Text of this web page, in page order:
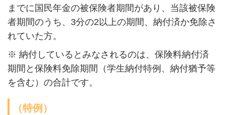
までに国民年金の被保険者期間があり、当該被保険
者期間のうち、3分の2以上の期間、納付済か免除さ
れていた方。
※ 納付しているとみなされるのは、保険料納付済
期間と保険料免除期間（学生納付特例、納付猶予等
を含む）の合計です。
（特例）